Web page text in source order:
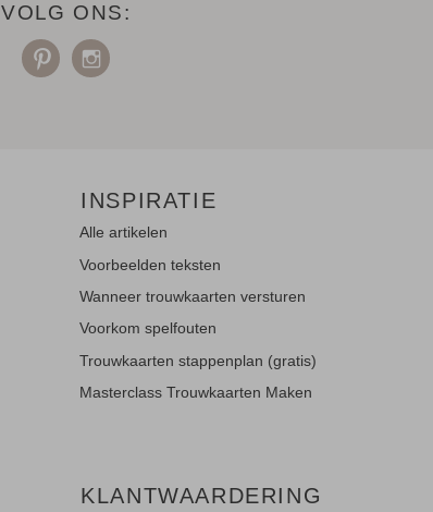
VOLG ONS:
INSPIRATIE
Alle artikelen
Voorbeelden teksten
Wanneer trouwkaarten versturen
Voorkom spelfouten
Trouwkaarten stappenplan (gratis)
Masterclass Trouwkaarten Maken
KLANTWAARDERING